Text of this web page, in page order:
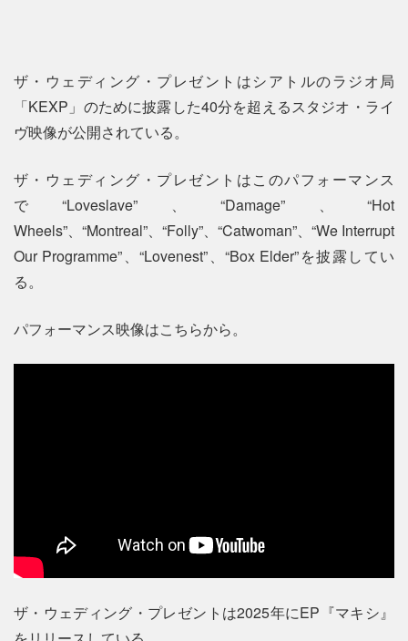
ザ・ウェディング・プレゼントはシアトルのラジオ局
「KEXP」のために披露した40分を超えるスタジオ・ライ
ヴ映像が公開されている。
ザ・ウェディング・プレゼントはこのパフォーマンス
で“Loveslave”、“Damage”、“Hot
Wheels”、“Montreal”、“Folly”、“Catwoman”、“We Interrupt
Our Programme”、“Lovenest”、“Box Elder”を披露してい
る。
パフォーマンス映像はこちらから。
ザ・ウェディング・プレゼントは2025年にEP『マキシ』